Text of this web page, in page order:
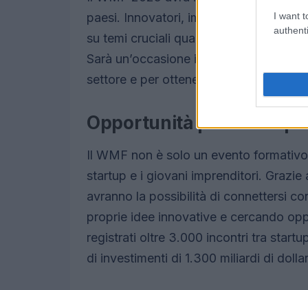
I want
paesi. Innovatori, imprenditori e
su temi cruciali quali la sostenibilità,
Sarà un’occasione imperdibile per
settore e per ottenere ispirazione per
Opportunità per startup
Il WMF non è solo un evento
startup e i giovani imprenditori.
avranno la possibilità di connettersi
proprie idee innovative e cercando
registrati oltre 3.000 incontri tra
di investimenti di 1.300 miliardi di